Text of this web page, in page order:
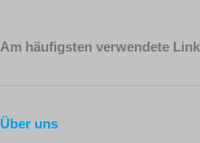
Am häufigsten verwendete
Über uns